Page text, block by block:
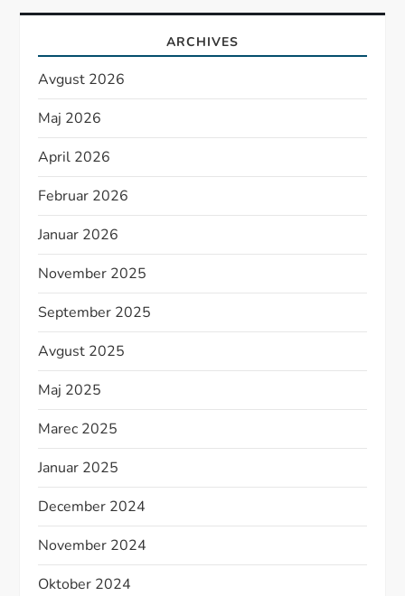
ARCHIVES
Avgust 2026
Maj 2026
April 2026
Februar 2026
Januar 2026
November 2025
September 2025
Avgust 2025
Maj 2025
Marec 2025
Januar 2025
December 2024
November 2024
Oktober 2024